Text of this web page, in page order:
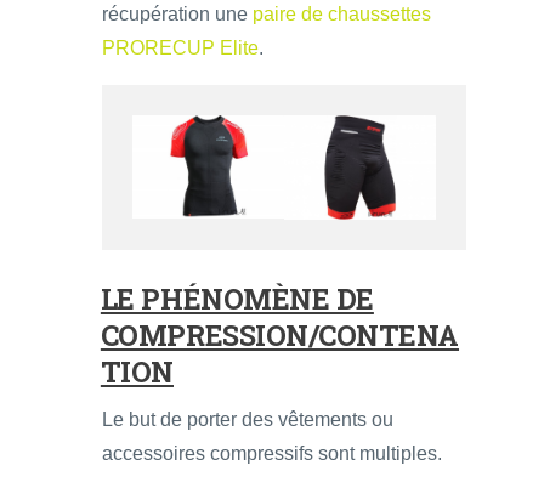
récupération une paire de chaussettes
PRORECUP Elite.
LE PHÉNOMÈNE DE
COMPRESSION/CONTENA
TION
Le but de porter des vêtements ou
accessoires compressifs sont multiples.